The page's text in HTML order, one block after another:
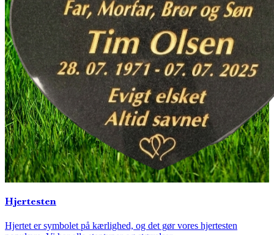
Hjertesten
Hjertet er symbolet på kærlighed, og det gør vores hjertesten